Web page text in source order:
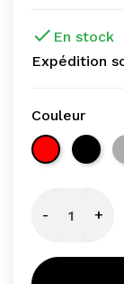
 En stock
Expédition
Couleur
MARZOCCO
- +